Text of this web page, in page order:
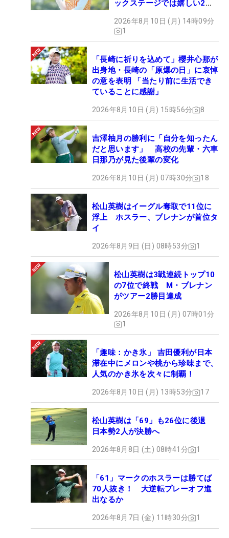
ックステージでは嬉しい2シ
2026年8月10日 (月) 14時09分
1
「長崎に祈りを込めて」櫻井心那が
出身地・長崎の「原爆の日」に哀悼
の意を表明 「当たり前に生活でき
ていることに感謝」
2026年8月10日 (月) 15時56分 8
吉澤柚月の勝利に「自分を知ったん
だと思います」 高校の先輩・六車
日那乃が見た後輩の変化
2026年8月10日 (月) 07時30分 18
松山英樹はイーグル奪取で11位に
浮上 ホスラー、ブレナンが首位タ
イ
2026年8月9日 (日) 08時53分 1
松山英樹は3戦連続トップ10
の7位で終戦 M・ブレナン
がツアー2勝目達成
2026年8月10日 (月) 07時01分
1
「趣味：かき氷」 吉田優利が日本
滞在中にメロンや桃から珍味まで、
人気のかき氷を次々に制覇！
2026年8月10日 (月) 13時53分 17
松山英樹は「69」も26位に後退
日本勢2人が決勝へ
2026年8月8日 (土) 08時41分 1
「61」マークのホスラーは勝てば
70人抜き！ 大逆転プレーオフ進
出なるか
2026年8月7日 (金) 11時30分 1